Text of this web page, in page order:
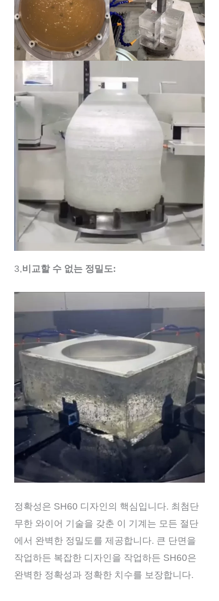
3,비교할 수 없는 정밀도:
정확성은 SH60 디자인의 핵심입니다. 최첨단
무한 와이어 기술을 갖춘 이 기계는 모든 절단
에서 완벽한 정밀도를 제공합니다. 큰 단면을
작업하든 복잡한 디자인을 작업하든 SH60은
완벽한 정확성과 정확한 치수를 보장합니다.